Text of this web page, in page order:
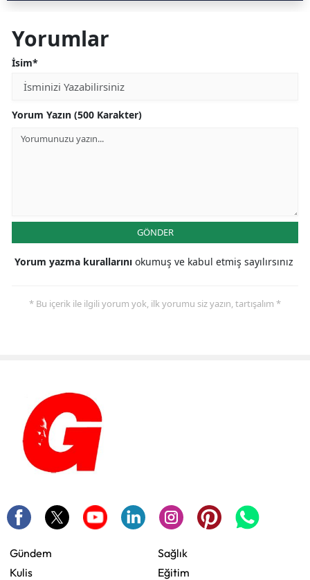
Yorumlar
İsim*
Yorum Yazın (500 Karakter)
GÖNDER
Yorum yazma kurallarını okumuş ve kabul etmiş sayılırsınız
* Bu içerik ile ilgili yorum yok, ilk yorumu siz yazın, tartışalım *
Gündem
Kulis
Sağlık
Eğitim